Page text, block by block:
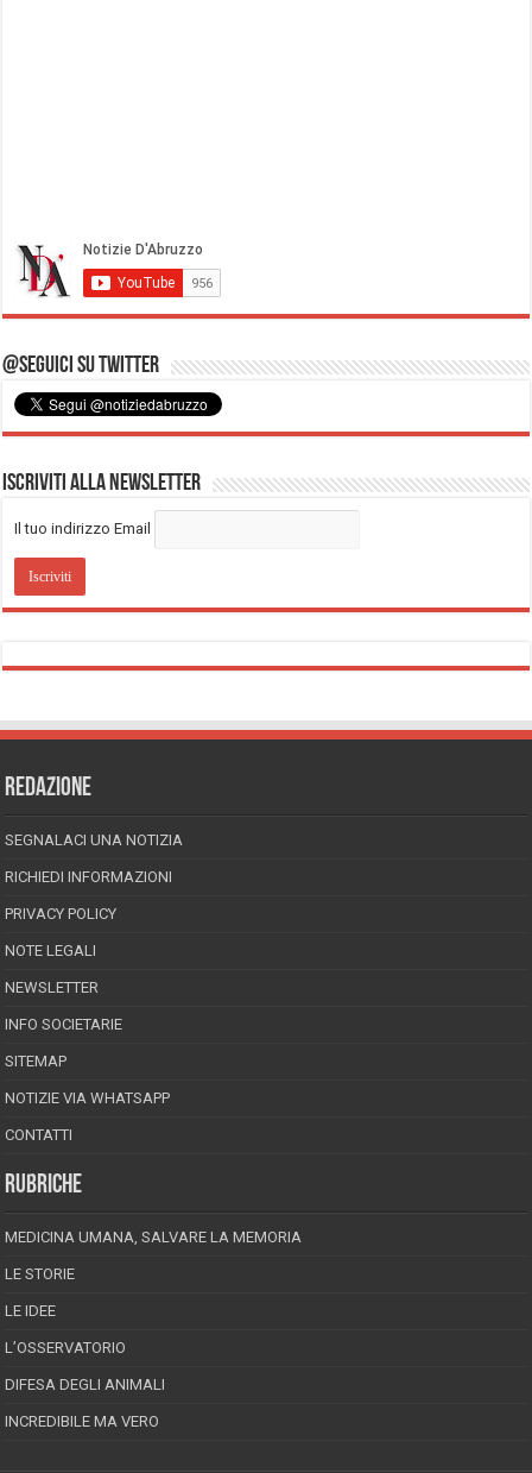
@Seguici su Twitter
Iscriviti alla Newsletter
Il tuo indirizzo Email
REDAZIONE
SEGNALACI UNA NOTIZIA
RICHIEDI INFORMAZIONI
PRIVACY POLICY
NOTE LEGALI
NEWSLETTER
INFO SOCIETARIE
SITEMAP
NOTIZIE VIA WHATSAPP
CONTATTI
RUBRICHE
MEDICINA UMANA, SALVARE LA MEMORIA
LE STORIE
LE IDEE
L’OSSERVATORIO
DIFESA DEGLI ANIMALI
INCREDIBILE MA VERO